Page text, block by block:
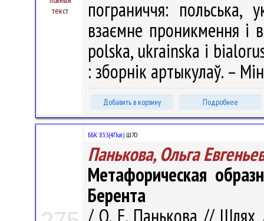
текст
пограниччя: польська,
взаємне проникмення і
polska, ukrainska i
: зборнік артыкулаў. –
Добавить в корзину Подробнее
ББК 83.3(4Пол) Ш70
Панькова, Ольга
Метафорическая
Берента
/ О. Е. Панькова // Шлях